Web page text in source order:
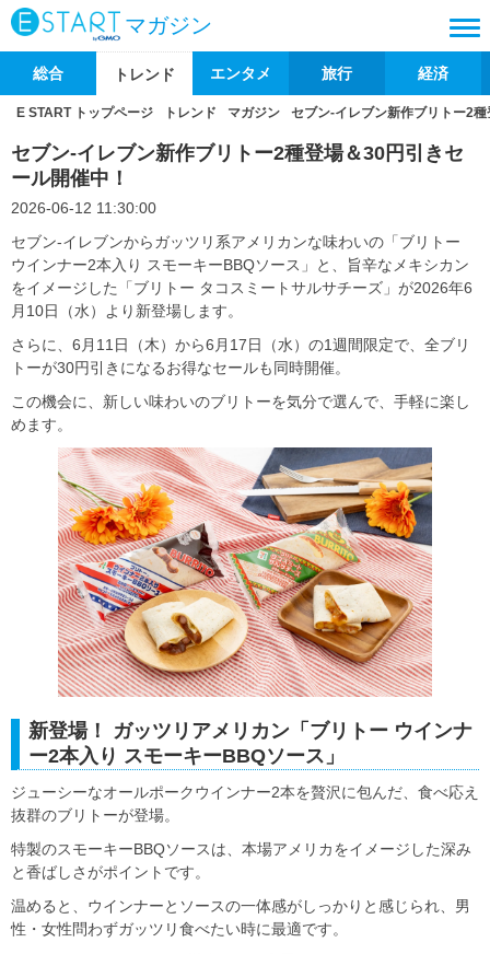
マガジン
総合 トレンド エンタメ 旅行 経済
E START トップページ トレンド マガジン セブン‐イレブン新作ブリトー2
セブン‐イレブン新作ブリトー2種登場＆30円引きセ
ール開催中！
2026-06-12 11:30:00
セブン‐イレブンからガッツリ系アメリカンな味わいの「ブリトー
ウインナー2本入り スモーキーBBQソース」と、旨辛なメキシカン
をイメージした「ブリトー タコスミートサルサチーズ」が2026年6
月10日（水）より新登場します。
さらに、6月11日（木）から6月17日（水）の1週間限定で、全ブリ
トーが30円引きになるお得なセールも同時開催。
この機会に、新しい味わいのブリトーを気分で選んで、手軽に楽し
めます。
新登場！ ガッツリアメリカン「ブリトー ウインナ
ー2本入り スモーキーBBQソース」
ジューシーなオールポークウインナー2本を贅沢に包んだ、食べ応え
抜群のブリトーが登場。
特製のスモーキーBBQソースは、本場アメリカをイメージした深み
と香ばしさがポイントです。
温めると、ウインナーとソースの一体感がしっかりと感じられ、男
性・女性問わずガッツリ食べたい時に最適です。